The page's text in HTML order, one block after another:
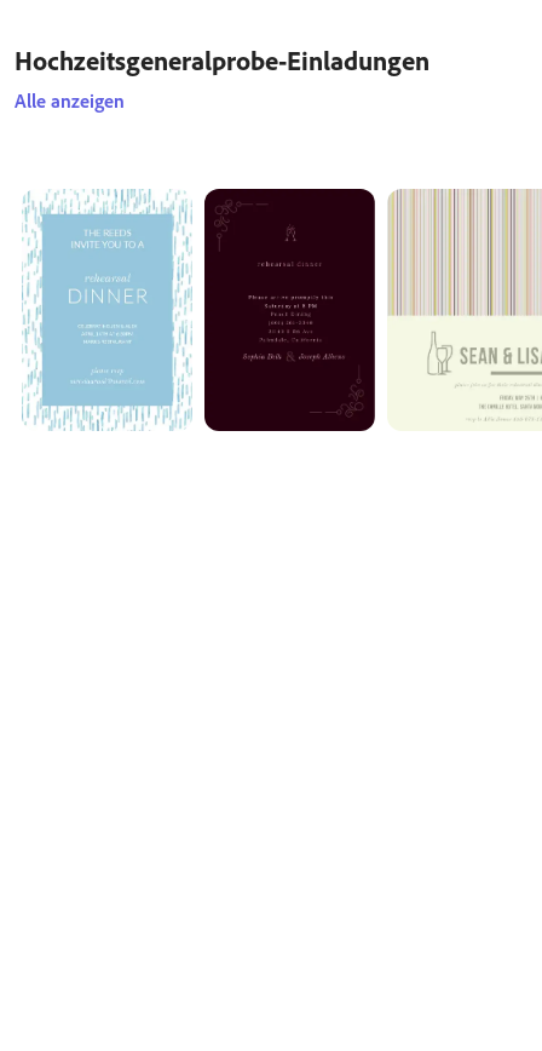
Hochzeitsgeneralprobe-Einladungen
Alle anzeigen